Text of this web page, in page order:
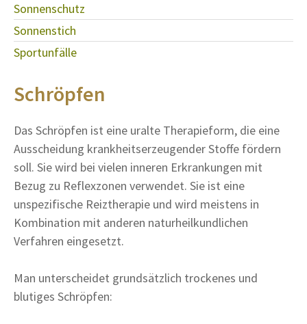
Sonnenschutz
Sonnenstich
Sportunfälle
Schröpfen
Das Schröpfen ist eine uralte Therapieform, die eine
Ausscheidung krankheitserzeugender Stoffe fördern
soll. Sie wird bei vielen inneren Erkrankungen mit
Bezug zu Reflexzonen verwendet. Sie ist eine
unspezifische Reiztherapie und wird meistens in
Kombination mit anderen naturheilkundlichen
Verfahren eingesetzt.
Man unterscheidet grundsätzlich trockenes und
blutiges Schröpfen: